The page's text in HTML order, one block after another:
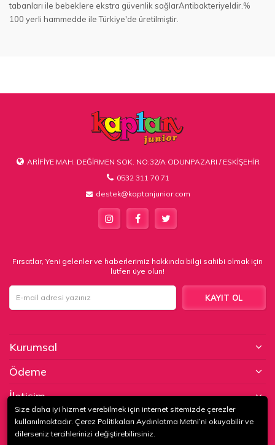
tabanları ile bebeklere ekstra güvenlik sağlarAntibakteriyeldir.%
100 yerli hammedde ile Türkiye'de üretilmiştir.
ARİFİYE MAH. DEĞİRMEN SOK. NO:32/A ODUNPAZARI / ESKİŞEHİR
0532 311 70 71
destek@kaptanjunior.com
Fırsatlar, Yeni gelenler ve haberlerimiz hakkında bilgi sahibi olmak için
lütfen üye olun!
KAYIT OL
Kurumsal
Ödeme
İletişim
© 2020KAPTAN KUNDURA DERİ MAMÜLLERİ KONF. TİC. VE SAN. LTD.
ŞTİ. Tüm hakları saklıdır.
Size daha iyi hizmet verebilmek için internet sitemizde çerezler
kullanılmaktadır. Çerez Politikaları Aydınlatma Metni’ni okuyabilir ve
dilerseniz tercihlerinizi değiştirebilirsiniz.